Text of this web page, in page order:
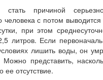
причиной
с потом выводится
при этом
литров. Если
лишить воды, он
представить,
отсутствие.